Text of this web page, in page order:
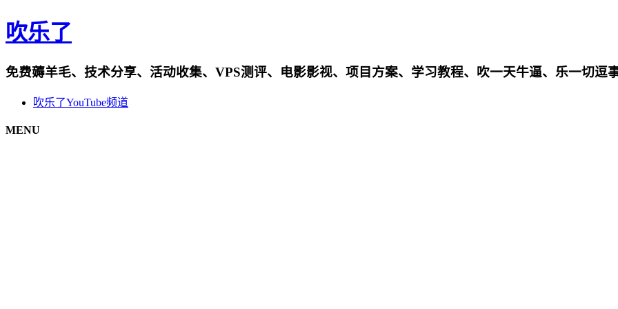
吹乐了
免费薅羊毛、技术分享、活动收集、VPS测评、电影影视、项目方案、学习教程、吹一天牛逼、乐一切逗
吹乐了YouTube频道
MENU